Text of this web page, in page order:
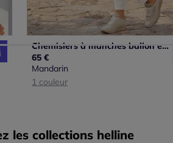
Chemisiers à manches ballon en viscose à motifs imprimés
65 €
Mandarin
1 couleur
les collections helline